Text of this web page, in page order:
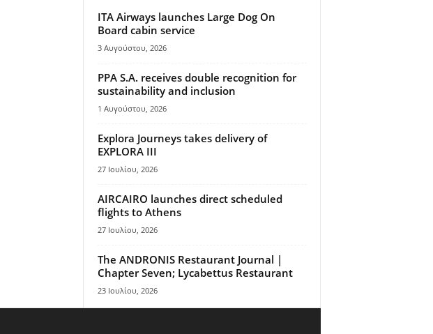
ITA Airways launches Large Dog On
Board cabin service
3 Αυγούστου, 2026
PPA S.A. receives double recognition for
sustainability and inclusion
1 Αυγούστου, 2026
Explora Journeys takes delivery of
EXPLORA III
27 Ιουλίου, 2026
AIRCAIRO launches direct scheduled
flights to Athens
27 Ιουλίου, 2026
The ANDRONIS Restaurant Journal |
Chapter Seven; Lycabettus Restaurant
23 Ιουλίου, 2026